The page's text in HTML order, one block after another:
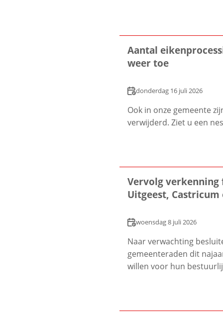
Aantal
weer toe
Datum
donderdag 16 juli 2026
Ook in onze gemeente
verwijderd. Ziet u een
Vervolg verkenning
Uitgeest, Castricum
Datum
woensdag 8 juli 2026
Naar verwachting
gemeenteraden dit
willen voor hun